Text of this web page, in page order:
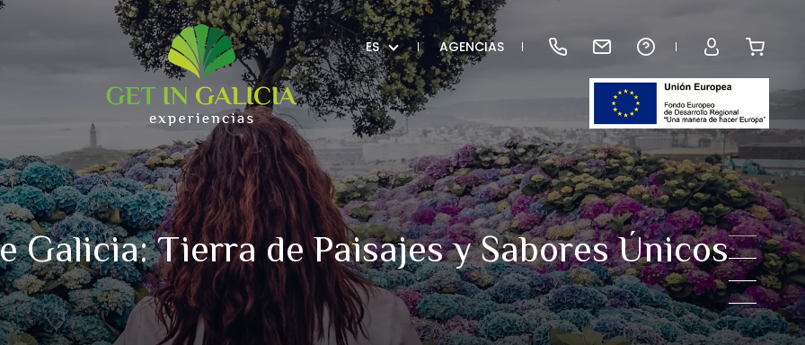
ES AGENCIAS
Galicia: Tierra de Paisajes y Sabores Únicos